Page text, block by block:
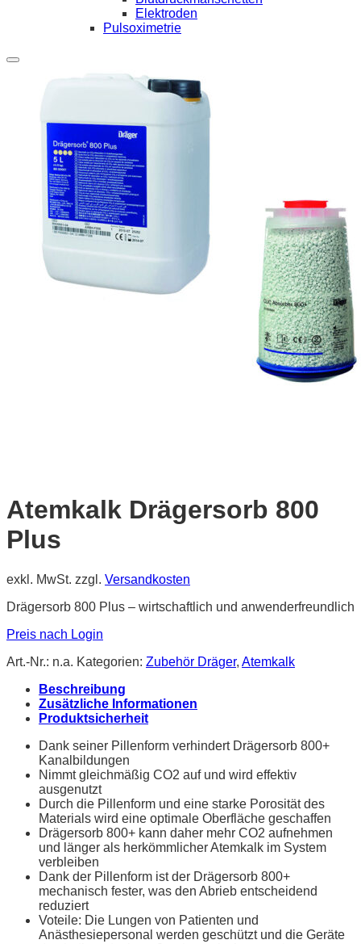
Elektroden
Pulsoximetrie
Atemkalk Drägersorb 800
Plus
exkl. MwSt. zzgl. Versandkosten
Drägersorb 800 Plus – wirtschaftlich und anwenderfreundlich
Preis nach Login
Art.-Nr.: n.a. Kategorien: Zubehör Dräger, Atemkalk
Beschreibung
Zusätzliche Informationen
Produktsicherheit
Dank seiner Pillenform verhindert Drägersorb 800+
Kanalbildungen
Nimmt gleichmäßig CO2 auf und wird effektiv
ausgenutzt
Durch die Pillenform und eine starke Porosität des
Materials wird eine optimale Oberfläche geschaffen
Drägersorb 800+ kann daher mehr CO2 aufnehmen
und länger als herkömmlicher Atemkalk im System
verbleiben
Dank der Pillenform ist der Drägersorb 800+
mechanisch fester, was den Abrieb entscheidend
reduziert
Voteile: Die Lungen von Patienten und
Anästhesiepersonal werden geschützt und die Geräte